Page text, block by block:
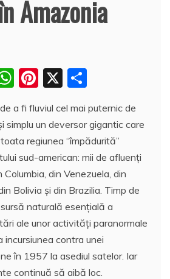
Amazonia
W
at
s
A
p
p
Pi
er
e
st
X
rt
aj
e
a
z
ă
a fi fluviul cel mai puternic de
simplu un deversor gigantic care
regiunea “împădurită”
sud-american: mii de afluenți
din Venezuela, din
Bolivia și din Brazilia. Timp de
naturală esențială a
ale unor activități paranormale
incursiunea contra unei
în 1957 la asediul satelor. Iar
continuă să aibă loc.